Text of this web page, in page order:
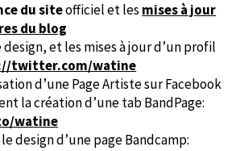
du siteofficiel et les mises à jour
du blog
et les mises à jour d’un profil
twitter.com/watine
d’une Page Artiste sur Facebook
la création d’une tab BandPage:
watine
design d’une page Bandcamp: